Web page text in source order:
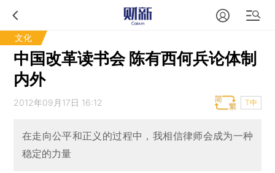
文化
中国改革读书会 陈有西何兵论体制
内外
2012年09月17日 16:12 T中
在走向公平和正义的过程中，我相信律师会成为一种
稳定的力量